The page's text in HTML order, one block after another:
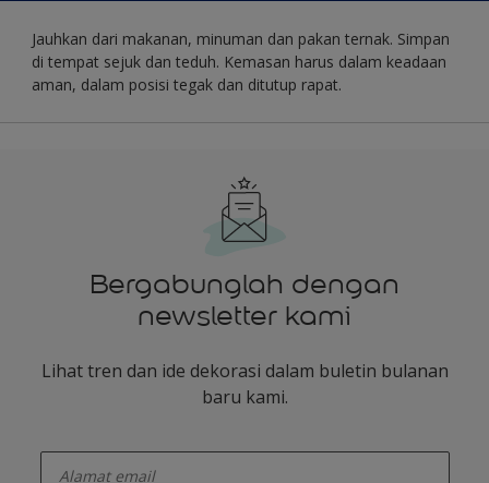
Jauhkan dari makanan, minuman dan pakan ternak. Simpan
di tempat sejuk dan teduh. Kemasan harus dalam keadaan
aman, dalam posisi tegak dan ditutup rapat.
Bergabunglah dengan
newsletter kami
Lihat tren dan ide dekorasi dalam buletin bulanan
baru kami.